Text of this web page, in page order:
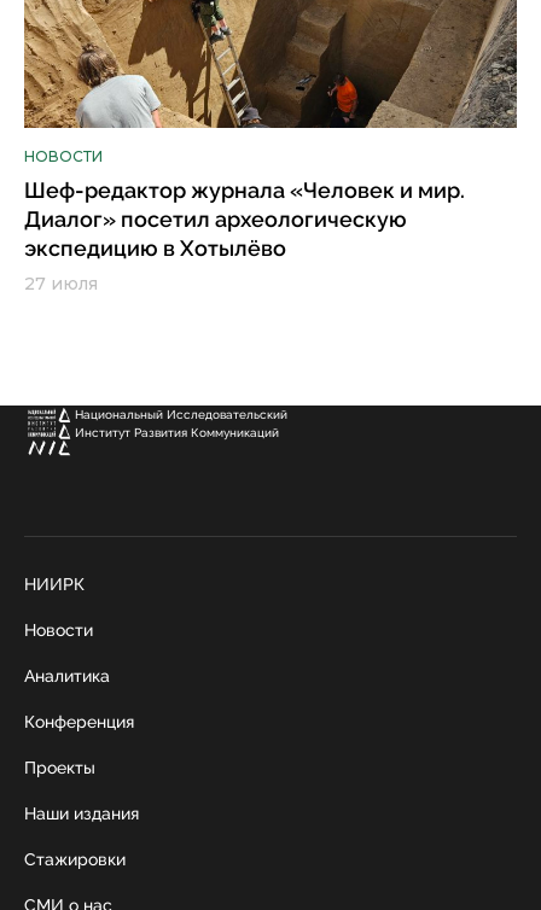
НОВОСТИ
Шеф-редактор журнала «Человек и мир.
Диалог» посетил археологическую
экспедицию в Хотылёво
27 июля
Национальный Исследовательский
Институт Развития Коммуникаций
НИИРК
Новости
Аналитика
Конференция
Проекты
Наши издания
Стажировки
СМИ о нас